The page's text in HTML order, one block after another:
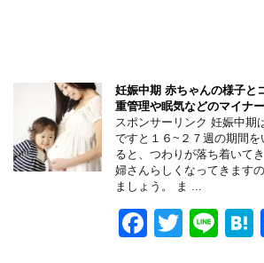
妊娠中期 赤ちゃんの様子と
重管理や眠気などのマイナ
スポンサーリンク 妊娠中期
ですと１６~２７週の期間
ると、つわりが落ち着いて
婦さんらしくなってきます
ましょう。 ま ...
F
T
Li